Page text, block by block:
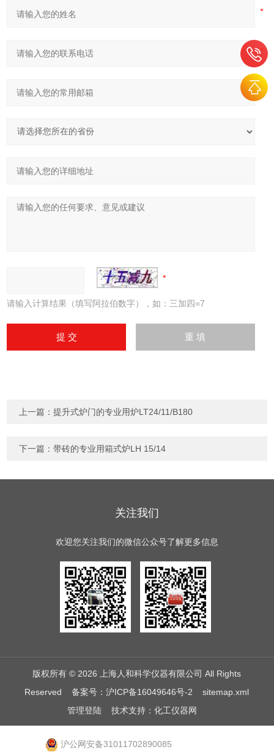
请输入计算结果（填写阿拉伯数字），如：三加四=7
上一篇：提升式炉门的专业用炉LT24/11/B180
下一篇：带砖的专业用箱式炉LH 15/14
关注我们
欢迎您关注我们的微信公众号了解更多信息
版权所有 © 2026 上海人和科学仪器有限公司 All Rights
Reserved备案号：沪ICP备16049646号-2
sitemap.xml
管理登陆技术支持： 化工仪器网
沪公网安备31011702890085